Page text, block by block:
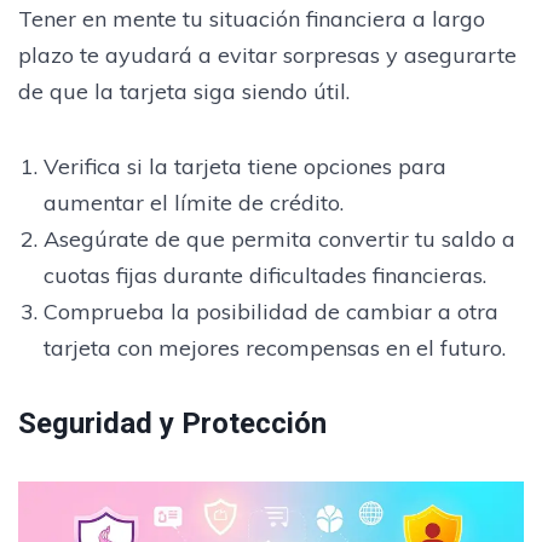
Tener en mente tu situación financiera a largo
plazo te ayudará a evitar sorpresas y asegurarte
de que la tarjeta siga siendo útil.
Verifica si la tarjeta tiene opciones para
aumentar el límite de crédito.
Asegúrate de que permita convertir tu saldo a
cuotas fijas durante dificultades financieras.
Comprueba la posibilidad de cambiar a otra
tarjeta con mejores recompensas en el futuro.
Seguridad y Protección